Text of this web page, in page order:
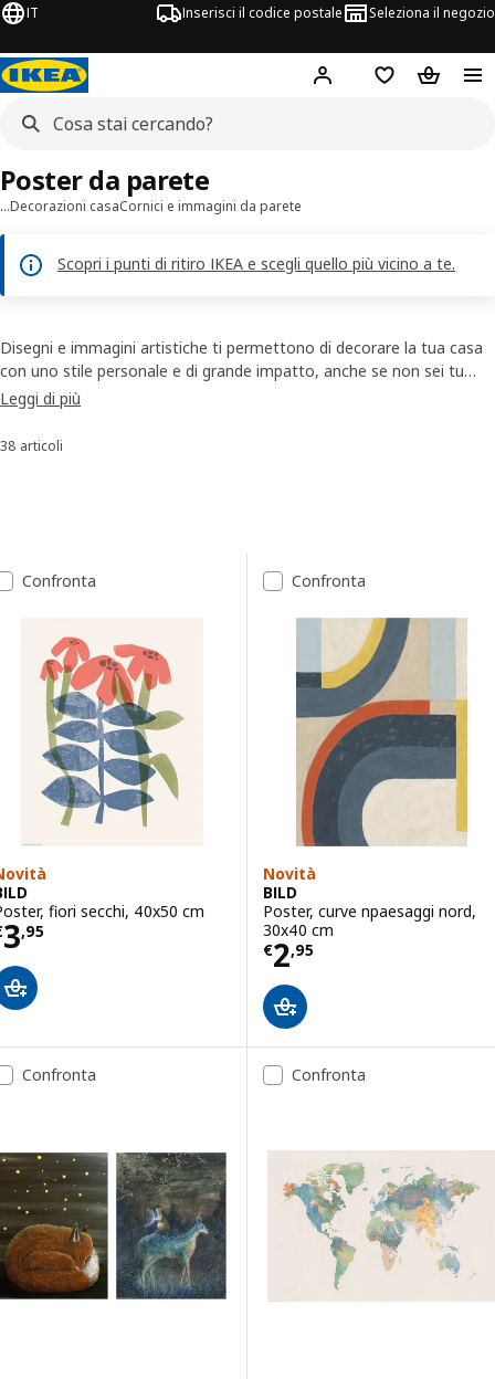
IT Inserisci il codice postale Seleziona il negozio
Hej! AccediLista deiCarrello
…Decorazioni casaCornici e immagini da parete
Scopri i punti di ritiro IKEA e scegli quello più vicino a te.
Poster da parete
Disegni e immagini artistiche ti permettono di decorare la tua casa
con uno stile personale e di grande impatto, anche se non sei tu
l’artista. Scopri la selezione di
classiche fotografie naturalistiche
Leggi di più
Ordina e filtra
38 articoli
Elenco dei risultati
Confronta
fiori secchi, 40x50 cm
3,95 € 3,95
Confronta
Novità
BILD
Poster, curve npaesaggi nord,
30x40 cm
€2,95
Prezzo € 2,95
Confronta Confronta